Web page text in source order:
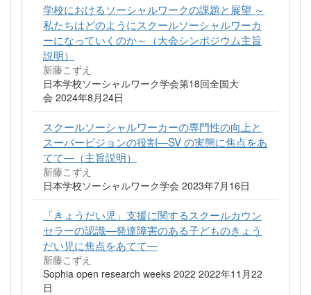
学校におけるソーシャルワークの課題と展望 ～
私たちはどのようにスクールソーシャルワーカ
ーになっていくのか～（大会シンポジウム主旨
説明）
新藤こずえ
日本学校ソーシャルワーク学会第18回全国大
会 2024年8月24日
スクールソーシャルワーカーの専門性の向上と
スーパービジョンの役割―SV の実態に焦点をあ
てて―（主旨説明）
新藤こずえ
日本学校ソーシャルワーク学会 2023年7月16日
「きょうだい児」支援に関するスクールカウン
セラーの認識―発達障害のある子どものきょう
だい児に焦点をあてて―
新藤こずえ
Sophia open research weeks 2022 2022年11月22
日